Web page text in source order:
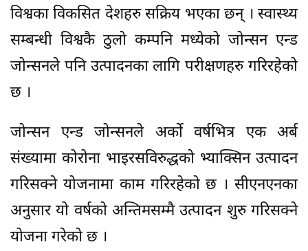
विश्वका विकसित देशहरु सक्रिय भएका छन् । स्वास्थ्य
सम्बन्धी विश्वकै ठुलो कम्पनि मध्येको जोन्सन एन्ड
जोन्सनले पनि उत्पादनका लागि परीक्षणहरु गरिरहेको
छ ।
जोन्सन एन्ड जोन्सनले अर्को वर्षभित्र एक अर्ब
संख्यामा कोरोना भाइरसविरुद्धको भ्याक्सिन उत्पादन
गरिसक्ने योजनामा काम गरिरहेको छ । सीएनएनका
अनुसार यो वर्षको अन्तिमसम्मै उत्पादन शुरु गरिसक्ने
योजना गरेको छ ।